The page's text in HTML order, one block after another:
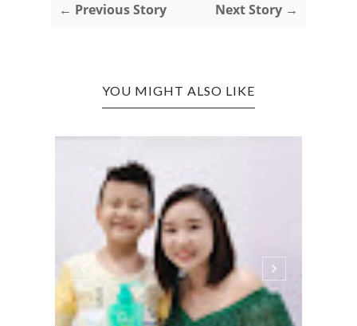
← Previous Story Next Story →
YOU MIGHT ALSO LIKE